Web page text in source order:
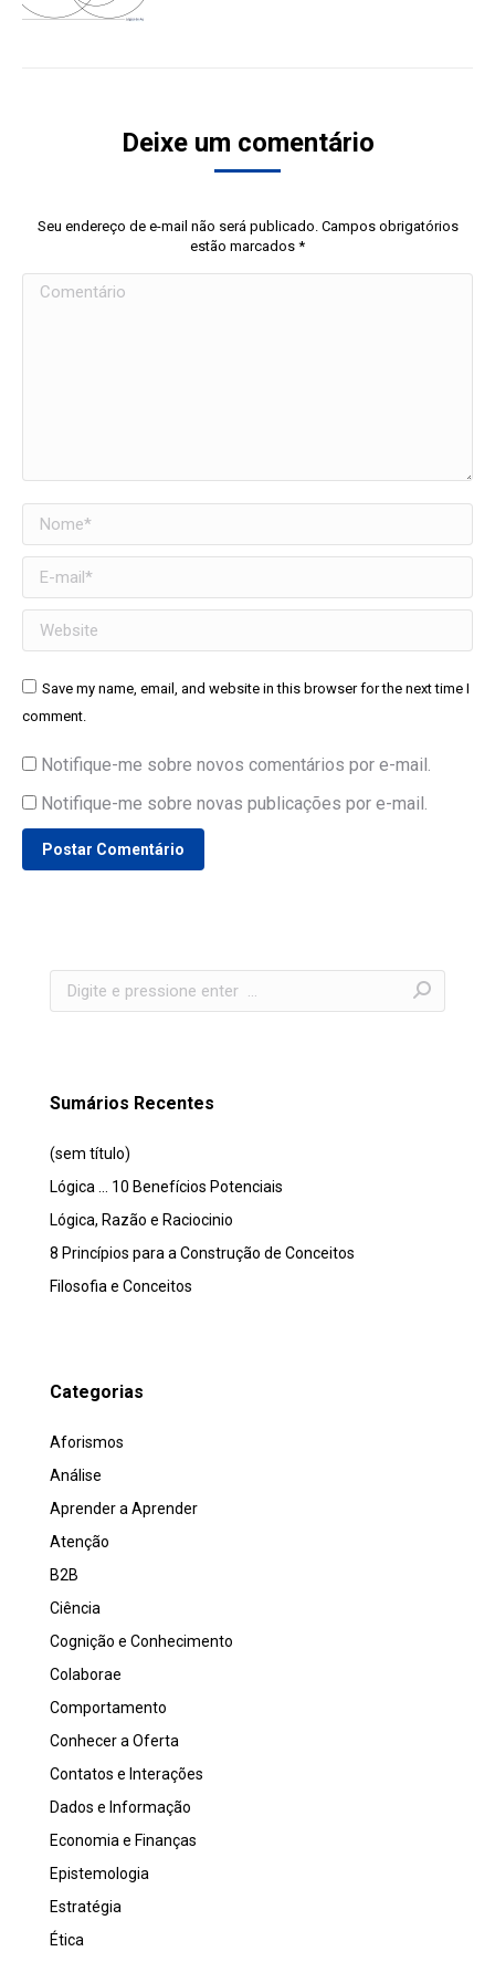
Deixe um comentário
Seu endereço de e-mail não será publicado. Campos obrigatórios
estão marcados *
Comentário
Nome *
E-mail *
Website
Save my name, email, and website in this browser for the next time I
comment.
Notifique-me sobre novos comentários por e-mail.
Notifique-me sobre novas publicações por e-mail.
Postar Comentário
Search:
Sumários Recentes
(sem título)
Lógica … 10 Benefícios Potenciais
Lógica, Razão e Raciocinio
8 Princípios para a Construção de Conceitos
Filosofia e Conceitos
Categorias
Aforismos
Análise
Aprender a Aprender
Atenção
B2B
Ciência
Cognição e Conhecimento
Colaborae
Comportamento
Conhecer a Oferta
Contatos e Interações
Dados e Informação
Economia e Finanças
Epistemologia
Estratégia
Ética